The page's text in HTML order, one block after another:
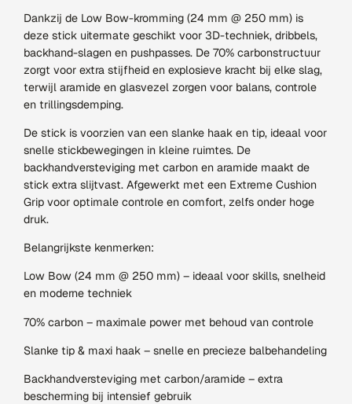
Dankzij de Low Bow-kromming (24 mm @ 250 mm) is
deze stick uitermate geschikt voor 3D-techniek, dribbels,
backhand-slagen en pushpasses. De 70% carbonstructuur
zorgt voor extra stijfheid en explosieve kracht bij elke slag,
terwijl aramide en glasvezel zorgen voor balans, controle
en trillingsdemping.
De stick is voorzien van een slanke haak en tip, ideaal voor
snelle stickbewegingen in kleine ruimtes. De
backhandversteviging met carbon en aramide maakt de
stick extra slijtvast. Afgewerkt met een Extreme Cushion
Grip voor optimale controle en comfort, zelfs onder hoge
druk.
Belangrijkste kenmerken:
Low Bow (24 mm @ 250 mm) – ideaal voor skills, snelheid
en moderne techniek
70% carbon – maximale power met behoud van controle
Slanke tip & maxi haak – snelle en precieze balbehandeling
Backhandversteviging met carbon/aramide – extra
bescherming bij intensief gebruik